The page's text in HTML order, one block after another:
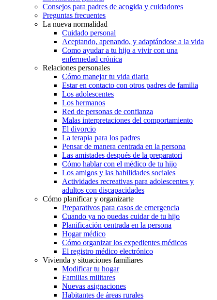
Consejos para padres de acogida y cuidadores
Preguntas frecuentes
La nueva normalidad
Cuidado personal
Aceptando, apenando, y adaptándose a la vida
Como ayudar a tu hijo a vivir con una
enfermedad crónica
Relaciones personales
Cómo manejar tu vida diaria
Estar en contacto con otros padres de familia
Los adolescentes
Los hermanos
Red de personas de confianza
Malas interpretaciones del comportamiento
El divorcio
La terapia para los padres
Pensar de manera centrada en la persona
Las amistades después de la preparatori
Cómo hablar con el médico de tu hijo
Los amigos y las habilidades sociales
Actividades recreativas para adolescentes y
adultos con discapacidades
Cómo planificar y organizarte
Preparativos para casos de emergencia
Cuando ya no puedas cuidar de tu hijo
Planificación centrada en la persona
Hogar médico
Cómo organizar los expedientes médicos
El registro médico electrónico
Vivienda y situaciones familiares
Modificar tu hogar
Familias militares
Nuevas asignaciones
Habitantes de áreas rurales